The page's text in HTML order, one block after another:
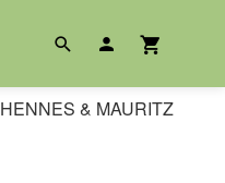
HENNES & MAURITZ